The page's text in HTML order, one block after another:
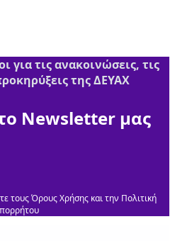
για τις ανακοινώσεις, τις
της ΔΕΥΑΧ
Newsletter μας
τους Όρους Χρήσης και την Πολιτική